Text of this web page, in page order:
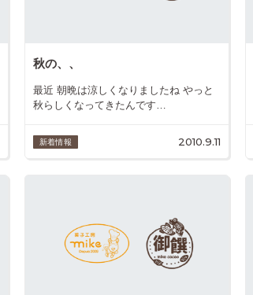
秋の、、
最近 朝晩は涼しくなりましたね やっと
秋らしくなってきたんです…
新着情報 2010.9.11